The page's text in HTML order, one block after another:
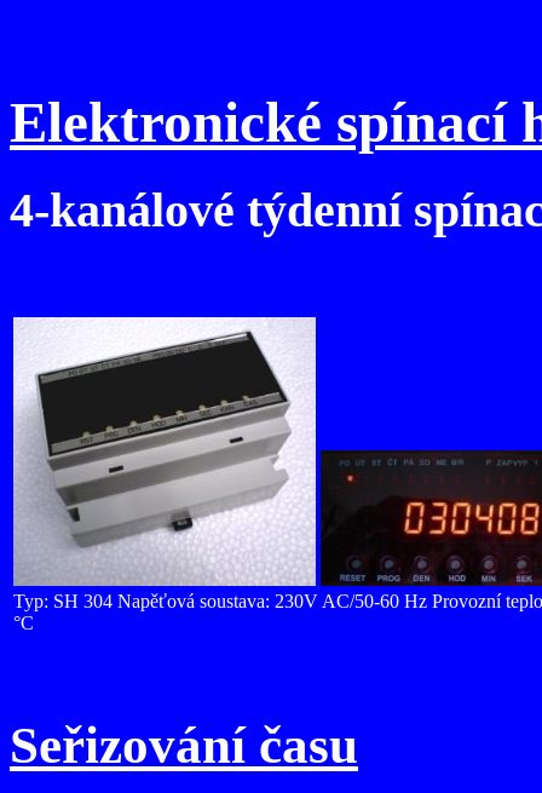
Elektronické spínací
4-kanálové týdenní
Typ: SH 304 Napěťová soustava: 230V AC/50-60 Hz Provozní
°C
Seřizování času